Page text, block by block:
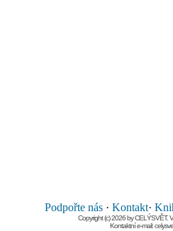
Podpořte nás · Kontakt·
Copyright (c) 2026 by CELÝSVĚT.
Kontaktní e-mail: